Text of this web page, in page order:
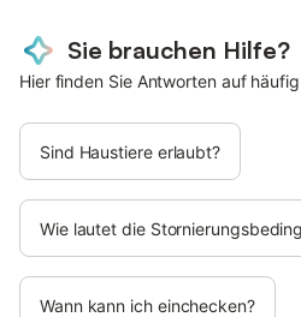
Sie brauchen Hilfe?
Hier finden Sie Antworten auf
Sind Haustiere erlaubt?
Wie lautet die
Wann kann ich einchecken?